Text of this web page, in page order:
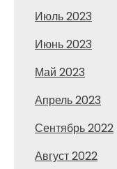
Июль 2023
Июнь 2023
Май 2023
Апрель 2023
Сентябрь 2022
Август 2022